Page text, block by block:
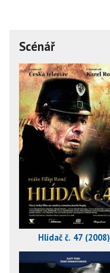
Scénář
Hlídač č. 47 (2008)